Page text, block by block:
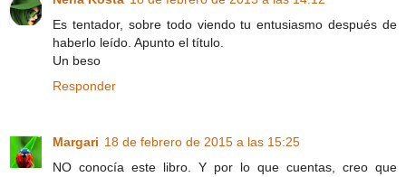
Es tentador, sobre todo viendo tu entusiasmo después de
haberlo leído. Apunto el título.
Un beso
Responder
Margari 18 de febrero de 2015 a las 15:25
NO conocía este libro. Y por lo que cuentas, creo que